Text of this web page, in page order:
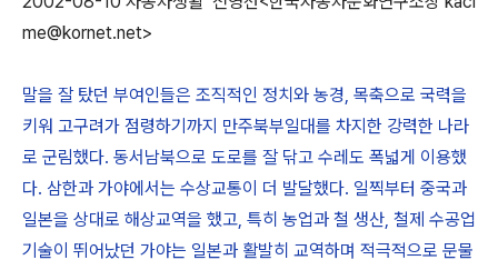
me@kornet.net>
말을 잘 탔던 부여인들은 조직적인 정치와 농경, 목축으로 국력을
키워 고구려가 점령하기까지 만주북부일대를 차지한 강력한 나라
로 군림했다. 동서남북으로 도로를 잘 닦고 수레도 폭넓게 이용했
다. 삼한과 가야에서는 수상교통이 더 발달했다. 일찍부터 중국과
일본을 상대로 해상교역을 했고, 특히 농업과 철 생산, 철제 수공업
기술이 뛰어났던 가야는 일본과 활발히 교역하며 적극적으로 문물